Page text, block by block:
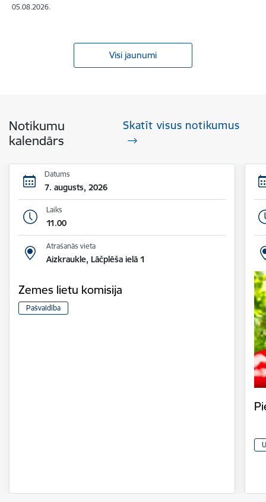
05.08.2026.
Visi jaunumi
Notikumu
kalendārs
Skatīt visus notikumus
Datums
7. augusts, 2026
Laiks
11.00
Atrašanās vieta
Aizkraukle, Lāčplēša ielā 1
Zemes lietu komisija
Pašvaldība